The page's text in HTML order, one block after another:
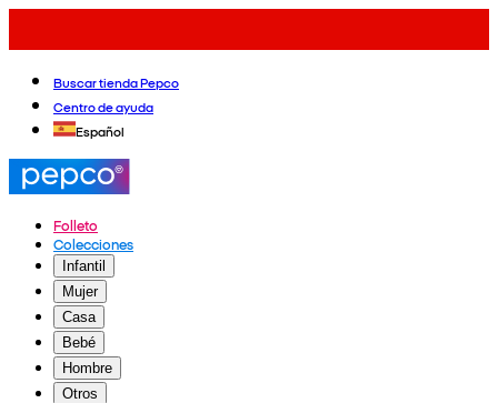
Buscar tienda Pepco
Centro de ayuda
Español
Folleto
Colecciones
Infantil
Mujer
Casa
Bebé
Hombre
Otros